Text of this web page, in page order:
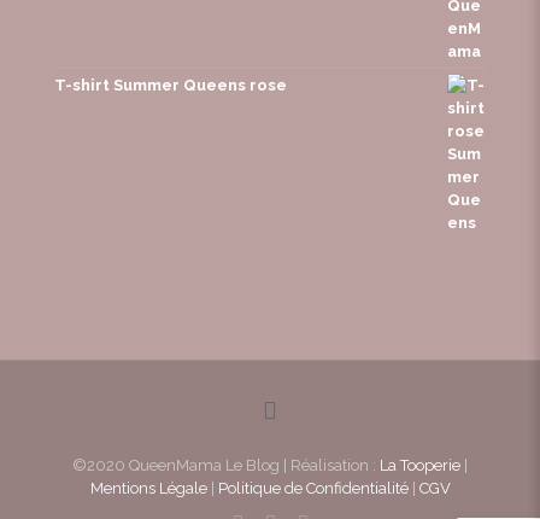
T-shirt Summer Queens rose
©2020 QueenMama Le Blog | Réalisation : La Tooperie
Mentions Légale| Politique de Confidentialité| CGV